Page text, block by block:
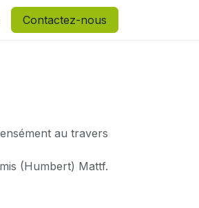
Contactez-nous
au travers
(Humbert) Mattf.